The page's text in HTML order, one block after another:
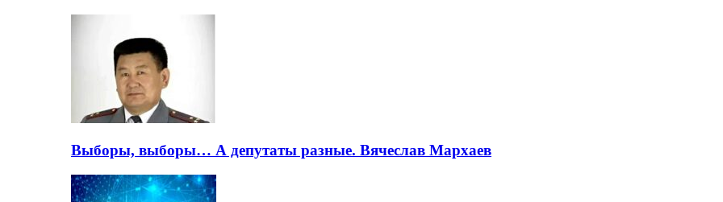
Выборы, выборы… А депутаты разные. Вячеслав Мархаев